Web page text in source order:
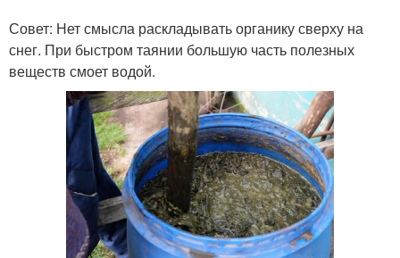
Совет: Нет смысла раскладывать органику сверху на
снег. При быстром таянии большую часть полезных
веществ смоет водой.